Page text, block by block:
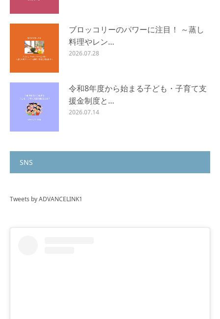
ブロッコリーのパワーに注目！ ～蒸し
料理やレン…
2026.07.28
令和8年度から始まる子ども・子育て支
援金制度と…
2026.07.14
SNS
Tweets by ADVANCELINK1